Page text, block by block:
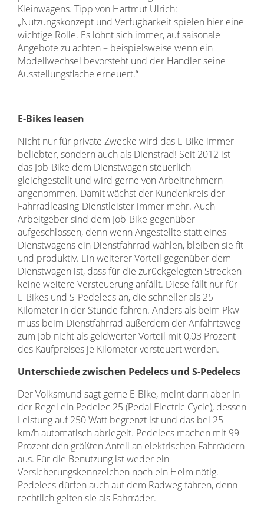
Kleinwagens. Tipp von Hartmut Ulrich:
„Nutzungskonzept und Verfügbarkeit spielen hier eine
wichtige Rolle. Es lohnt sich immer, auf saisonale
Angebote zu achten – beispielsweise wenn ein
Modellwechsel bevorsteht und der Händler seine
Ausstellungsfläche erneuert.“
E-Bikes leasen
Nicht nur für private Zwecke wird das E-Bike immer
beliebter, sondern auch als Dienstrad! Seit 2012 ist
das Job-Bike dem Dienstwagen steuerlich
gleichgestellt und wird gerne von Arbeitnehmern
angenommen. Damit wächst der Kundenkreis der
Fahrradleasing-Dienstleister immer mehr. Auch
Arbeitgeber sind dem Job-Bike gegenüber
aufgeschlossen, denn wenn Angestellte statt eines
Dienstwagens ein Dienstfahrrad wählen, bleiben sie fit
und produktiv. Ein weiterer Vorteil gegenüber dem
Dienstwagen ist, dass für die zurückgelegten Strecken
keine weitere Versteuerung anfällt. Diese fällt nur für
E-Bikes und S-Pedelecs an, die schneller als 25
Kilometer in der Stunde fahren. Anders als beim Pkw
muss beim Dienstfahrrad außerdem der Anfahrtsweg
zum Job nicht als geldwerter Vorteil mit 0,03 Prozent
des Kaufpreises je Kilometer versteuert werden.
Unterschiede zwischen Pedelecs und S-Pedelecs
Der Volksmund sagt gerne E-Bike, meint dann aber in
der Regel ein Pedelec 25 (Pedal Electric Cycle), dessen
Leistung auf 250 Watt begrenzt ist und das bei 25
km/h automatisch abriegelt. Pedelecs machen mit 99
Prozent den größten Anteil an elektrischen Fahrrädern
aus. Für die Benutzung ist weder ein
Versicherungskennzeichen noch ein Helm nötig.
Pedelecs dürfen auch auf dem Radweg fahren, denn
rechtlich gelten sie als Fahrräder.